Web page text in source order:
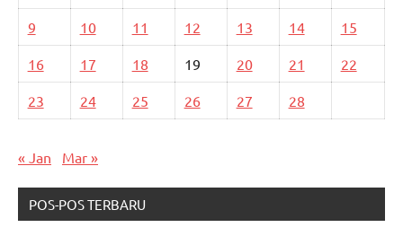
9 10 11 12 13 14 15
16 17 18 19 20 21 22
23 24 25 26 27 28
« Jan Mar »
POS-POS TERBARU